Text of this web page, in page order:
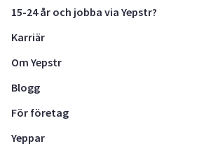
15-24 år och jobba via Yepstr?
Karriär
Om Yepstr
Blogg
För företag
Yeppar